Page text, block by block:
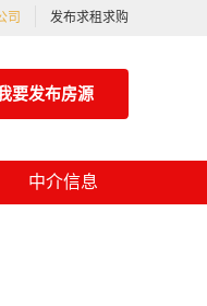
司 发布求租求购
要发布房源
中介信息